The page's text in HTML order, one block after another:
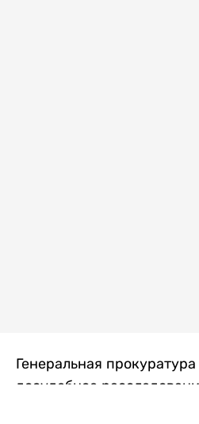
Генеральная
досудебное